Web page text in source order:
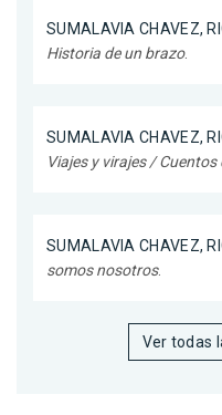
SUMALAVIA CHAVEZ,
Historia de un brazo.
SUMALAVIA CHAVEZ,
Viajes y virajes /
SUMALAVIA CHAVEZ,
somos nosotros.
Ver todas